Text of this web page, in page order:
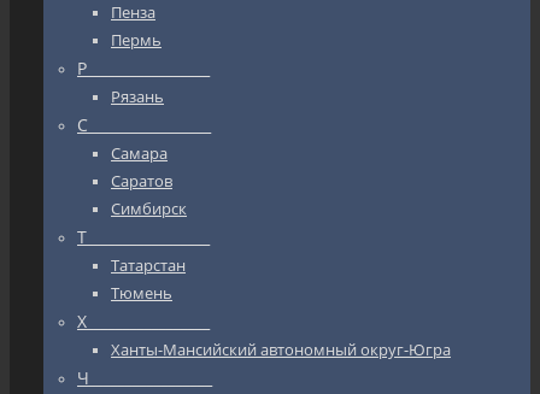
Пенза
Пермь
Р_________________
Рязань
С_________________
Самара
Саратов
Симбирск
Т_________________
Татарстан
Тюмень
Х_________________
Ханты-Мансийский автономный округ-Югра
Ч_________________